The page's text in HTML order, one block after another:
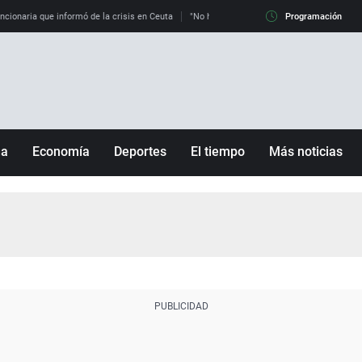
que informó de la crisis en Ceuta "No hay mafias, que no nos engañen":
Programación
Economía Deportes El tiempo Más noticias